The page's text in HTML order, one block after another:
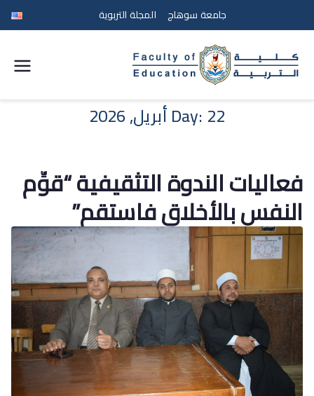
جامعة سوهاج المجلة التربوية
التربية
سوهاج
Day: 22 أبريل, 2026
فعاليات الندوة التثقيفية “قوِّم
النفس بالأخلاق فاستقم”